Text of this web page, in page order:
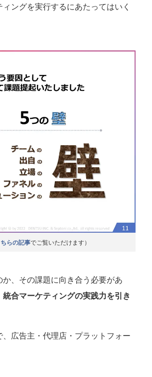
ングを実行するにあたってはいく
らの記事でご覧いただけます）
、その課題に向き合う必要があ
合マーケティングの実践力を引き
広告主・代理店・プラットフォー